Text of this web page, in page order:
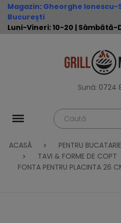
Magazin: Gheorghe Ionescu-
București
Luni-Vineri: 10-20 | Sâmbătă-
Sună: 0724
ACASĂ
PENTRU BUCATARIE
TAVI & FORME DE COPT
FONTA PENTRU PLACINTA 26